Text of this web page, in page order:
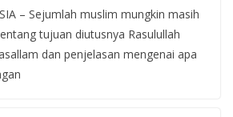
– Sejumlah muslim mungkin masih
tujuan diutusnya Rasulullah
dan penjelasan mengenai apa